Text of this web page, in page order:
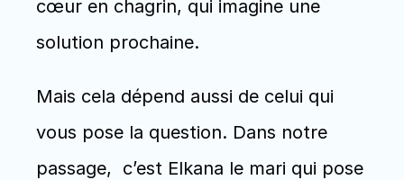
cœur en chagrin, qui imagine une
solution prochaine.
Mais cela dépend aussi de celui qui
vous pose la question. Dans notre
passage,  c’est Elkana le mari qui pose